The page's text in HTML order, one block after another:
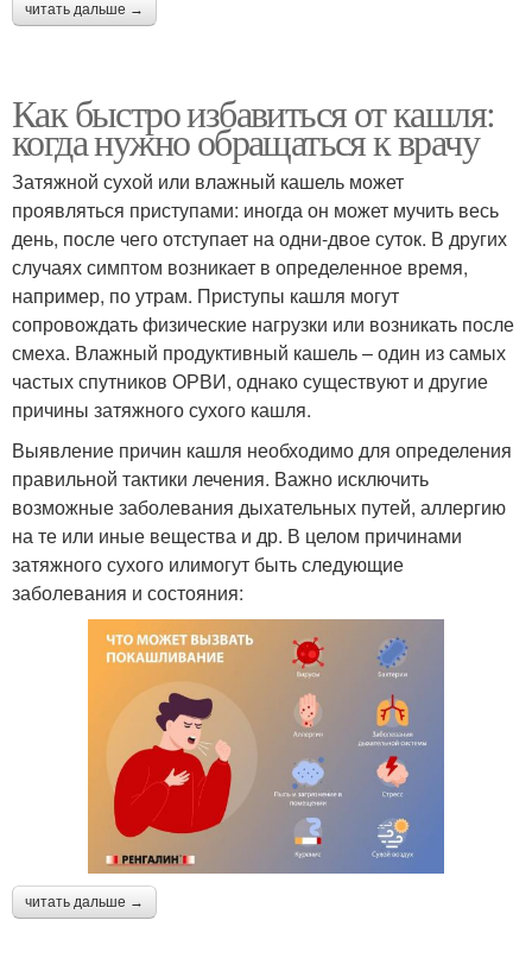
читать дальше →
Как быстро избавиться от кашля:
когда нужно обращаться к врачу
Затяжной сухой или влажный кашель может
проявляться приступами: иногда он может мучить весь
день, после чего отступает на одни-двое суток. В других
случаях симптом возникает в определенное время,
например, по утрам. Приступы кашля могут
сопровождать физические нагрузки или возникать после
смеха. Влажный продуктивный кашель – один из самых
частых спутников ОРВИ, однако существуют и другие
причины затяжного сухого кашля.
Выявление причин кашля необходимо для определения
правильной тактики лечения. Важно исключить
возможные заболевания дыхательных путей, аллергию
на те или иные вещества и др. В целом причинами
затяжного сухого илимогут быть следующие
заболевания и состояния:
читать дальше →